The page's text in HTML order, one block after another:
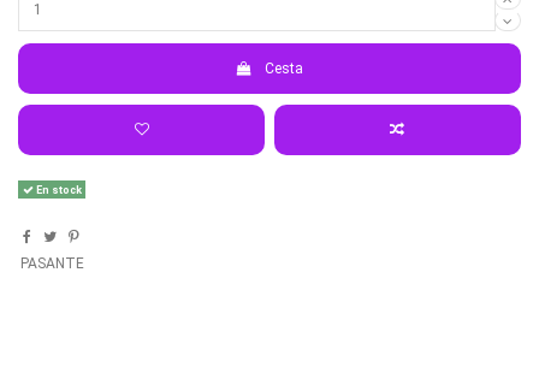
Cesta
En stock
PASANTE